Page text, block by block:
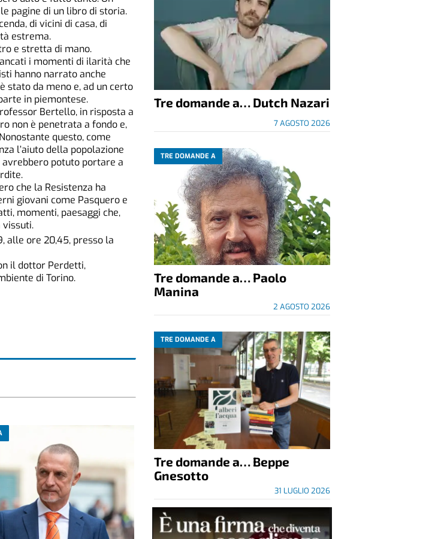
pagine di un libro di storia.
di vicini di casa, di
estrema.
e stretta di mano.
i momenti di ilarità che
hanno narrato anche
stato da meno e, ad un certo
in piemontese.
Bertello, in risposta a
non è penetrata a fondo e,
questo, come
l’aiuto della popolazione
potuto portare a
che la Resistenza ha
giovani come Pasquero e
momenti, paesaggi che,
alle ore 20,45, presso la
il dottor Perdetti,
di Torino.
Tre domande a… Dutch Nazari
7 AGOSTO 2026
TRE DOMANDE A
Tre domande a… Paolo
Manina
2 AGOSTO 2026
TRE DOMANDE A
Tre domande a… Beppe
Gnesotto
31 LUGLIO 2026